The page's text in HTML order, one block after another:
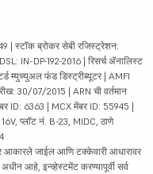
| स्टॉक ब्रोकर सेबी रजिस्ट्रेशन:
IN-DP-192-2016 | रिसर्च ॲनालिस्ट
म्युच्युअल फंड डिस्ट्रीब्यूटर | AMFI
30/07/2015 | ARN ची वर्तमान
ID: 6363 | MCX मेंबर ID: 55945 |
प्लॉट नं. B-23, MIDC, ठाणे
जाईल आणि टक्केवारी आधारावर
आहे, इन्व्हेस्टमेंट करण्यापूर्वी सर्व